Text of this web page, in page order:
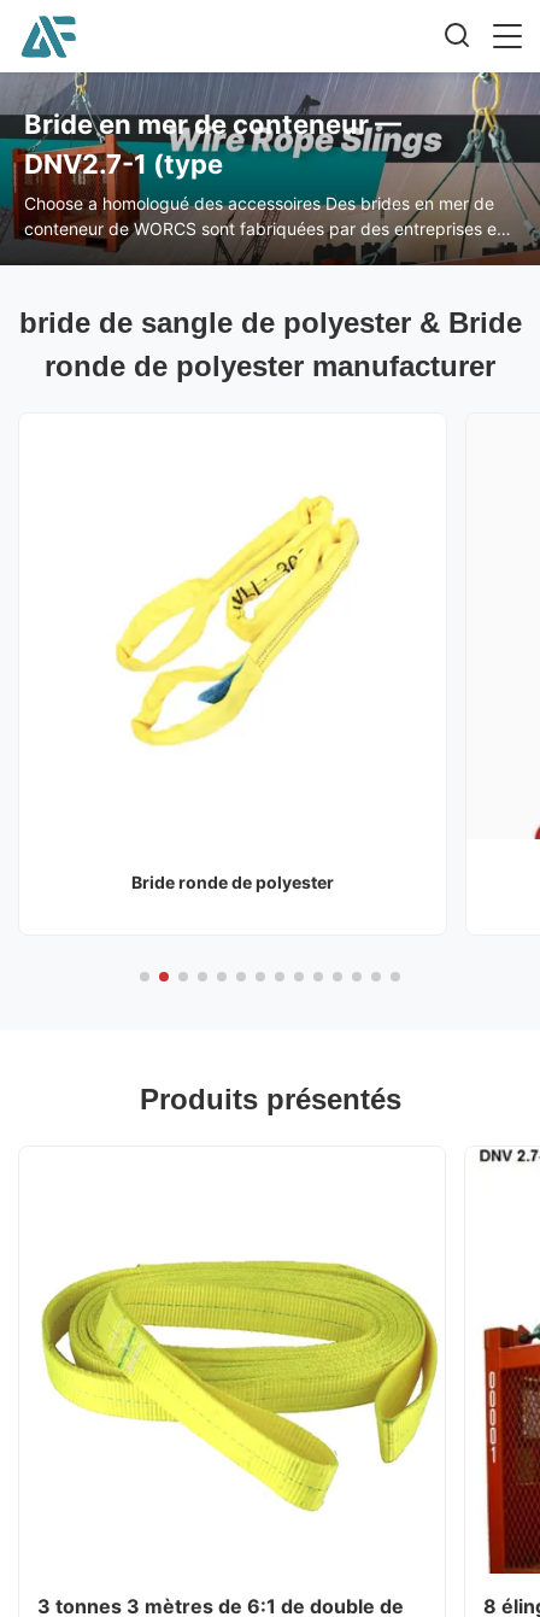
Bride en mer de conteneur —
DNV2.7-1 (type
Choose a homologué des accessoires Des brides en mer de
conteneur de WORCS sont fabriquées par des entreprises et
des anneaux homologués de lettre, des olives en aluminium et
bride de sangle de polyester & Bride
ronde de polyester manufacturer
Bride ronde de polyester
Produits présentés
3 tonnes 3 mètres de 6:1 de double de
8